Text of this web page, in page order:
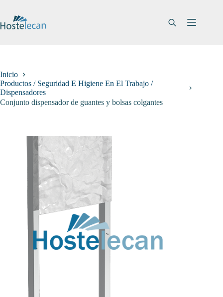
contenido
Inicio
Productos / Seguridad E Higiene En El Trabajo /
Dispensadores
Conjunto dispensador de guantes y bolsas colgantes